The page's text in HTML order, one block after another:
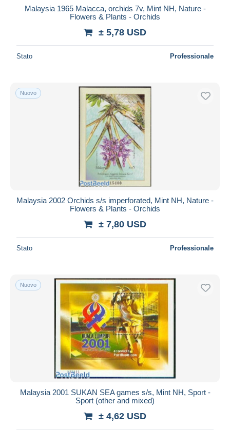
Malaysia 1965 Malacca, orchids 7v, Mint NH, Nature -
Flowers & Plants - Orchids
± 5,78 USD
Stato Professionale
Nuovo
Malaysia 2002 Orchids s/s imperforated, Mint NH, Nature -
Flowers & Plants - Orchids
± 7,80 USD
Stato Professionale
Nuovo
Malaysia 2001 SUKAN SEA games s/s, Mint NH, Sport -
Sport (other and mixed)
± 4,62 USD